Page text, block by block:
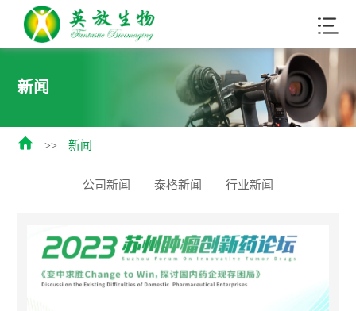
新闻
 >> 新闻
公司新闻 泰格新闻 行业新闻